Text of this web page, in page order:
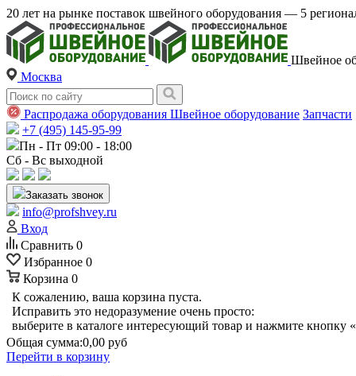
20 лет на рынке поставок швейного оборудования — 5
Швейное
Москва
Распродажа оборудования Швейное оборудование Запчасти
+7 (495) 145-95-99
Пн - Пт 09:00 - 18:00
Сб - Вс выходной
Заказать звонок
info@profshvey.ru
Вход
Сравнить 0
Избранное 0
Корзина 0
К сожалению, ваша корзина пуста.
Исправить это недоразумение очень просто:
выберите в каталоге интересующий товар и нажмите кнопку
Общая сумма:0,00 руб
Перейти в корзину